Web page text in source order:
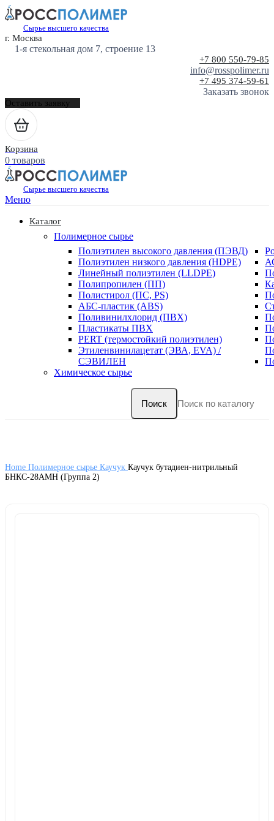
Сырье высшего качества
г. Москва
1-я стекольная дом 7, строение 13
+7 800 550-79-85
info@rosspolimer.ru
+7 495 374-59-61
Заказать звонок
Оставить заявку
Корзина
0 товаров
Сырье высшего качества
Меню
Каталог
Полимерное сырье
Полиэтилен высокого давления (ПЭВД)
Полиэтилен низкого давления (HDPE)
Линейный полиэтилен (LLDPE)
Полипропилен (ПП)
Полистирол (ПС, PS)
АБС-пластик (ABS)
Поливинилхлорид (ПВХ)
Пластикаты ПВХ
PERT (термостойкий полиэтилен)
Этиленвинилацетат (ЭВА, EVA) /
СЭВИЛЕН
Химическое сырье
Поиск
Home Полимерное сырье Каучук Каучук бутадиен-нитрильный
БНКС-28АМН (Группа 2)